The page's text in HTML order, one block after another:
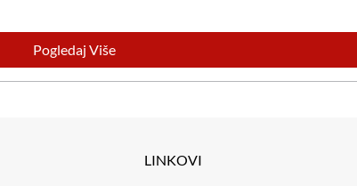
Pogledaj Više
LINKOVI